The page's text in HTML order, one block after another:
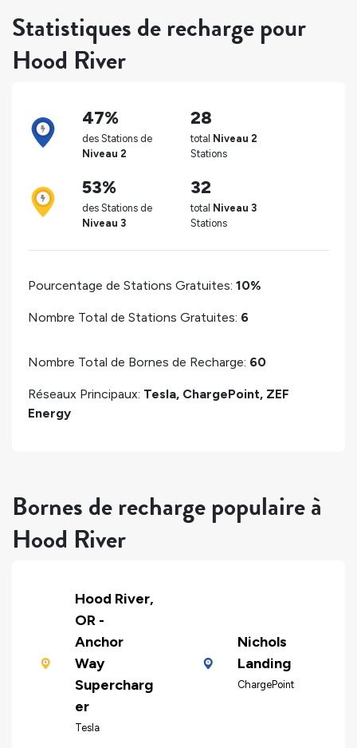
Statistiques de recharge pour
Hood River
47%
des Stations de
Niveau 2
28
total Niveau 2
Stations
53%
des Stations de
Niveau 3
32
total Niveau 3
Stations
Pourcentage de Stations Gratuites: 10%
Nombre Total de Stations Gratuites: 6
Nombre Total de Bornes de Recharge: 60
Réseaux Principaux: Tesla, ChargePoint, ZEF
Energy
Bornes de recharge populaire à
Hood River
Hood River,
OR -
Anchor
Way
Supercharg
er
Tesla
Nichols
Landing
ChargePoint